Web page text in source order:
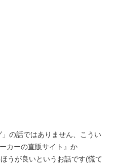
の話ではありません、こうい
カーの直販サイト』か
うが良いというお話です(慌て